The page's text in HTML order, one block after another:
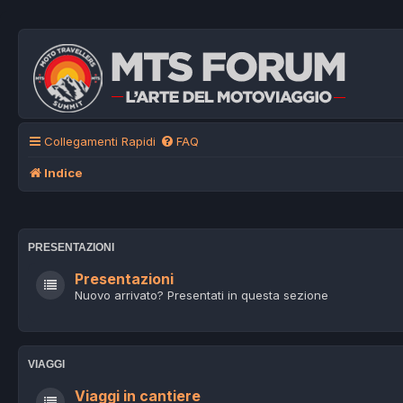
Collegamenti Rapidi FAQ
Indice
PRESENTAZIONI
Presentazioni
Nuovo arrivato? Presentati in questa sezione
VIAGGI
Viaggi in cantiere